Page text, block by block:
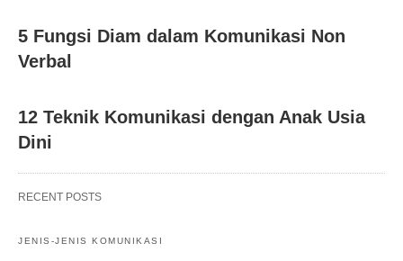
5 Fungsi Diam dalam Komunikasi Non
Verbal
12 Teknik Komunikasi dengan Anak Usia
Dini
RECENT POSTS
JENIS-JENIS KOMUNIKASI